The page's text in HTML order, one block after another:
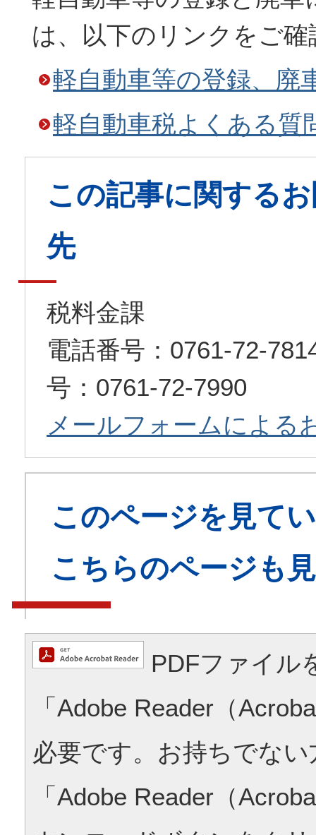
は、以下のリンクをご
軽自動車等の登録、廃
軽自動車税よくある質
この記事に関する
先
税料金課
電話番号：0761-72-
号：0761-72-7990
メールフォームによる
このページを見て
こちらのページも
PDFファイル
「Adobe Reader（
必要です。お持ちでな
「Adobe Reader（